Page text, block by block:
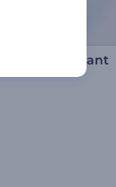
tournant